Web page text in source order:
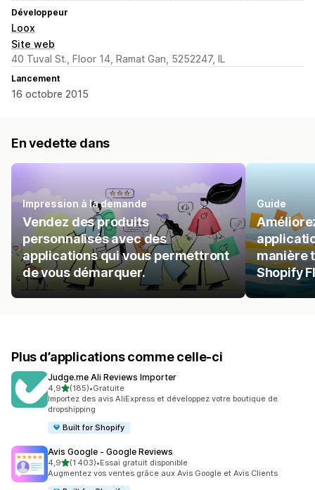
Développeur
Loox
Site web
40 Tuval St., Floor 14, Ramat Gan, 5252247, IL
Lancement
16 octobre 2015
En vedette dans
Impression à la demande
Vendez des produits
personnalisés avec des
applications qui vous permettront
de vous démarquer.
Guide
manière
Shopify
Plus d’applications comme celle-ci
Judge.me Ali Reviews Importer
4,9étoile(s) sur 5
(185)
185 avis au total
•Gratuite
Importez des avis AliExpress et développez votre boutique de
dropshipping
Built for Shopify
Avis Google ‑ Google Reviews
4,9étoile(s) sur 5
(1 403)
1403 avis au total
•Essai gratuit disponible
Augmentez vos ventes grâce aux Avis Google et Avis Clients